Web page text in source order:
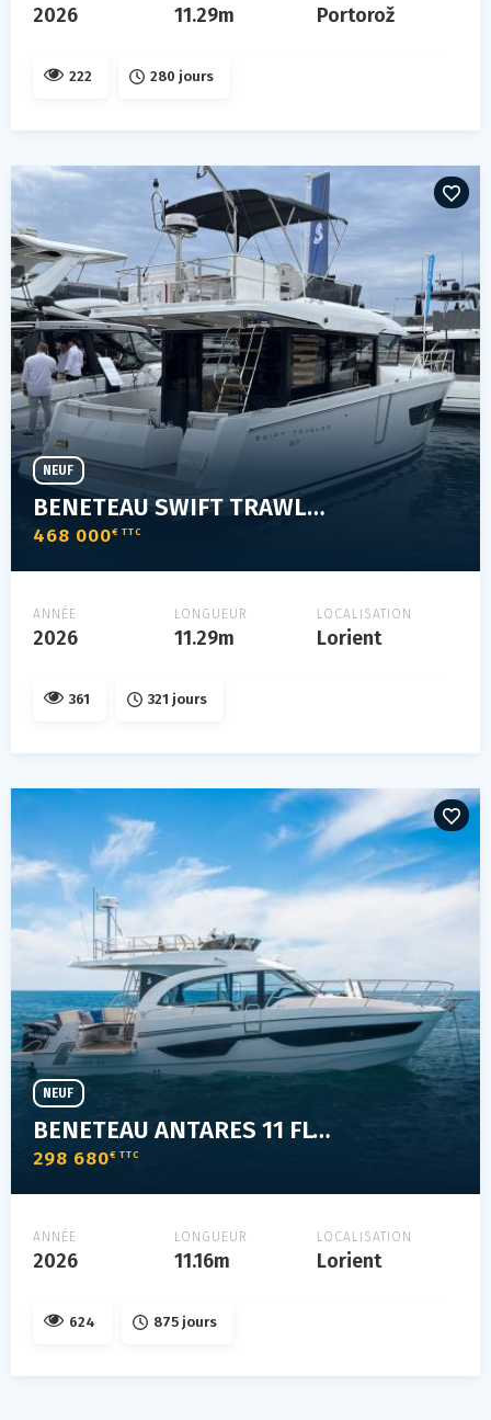
2026 11.29m Portorož
222 280 jours
BENETEAU SWIFT TRAWLER 37 FLY
468 000€ TTC
NEUF
ANNÉE
2026
LONGUEUR
11.29m
LOCALISATION
Lorient
361 321 jours
BENETEAU ANTARES 11 FLY OB
298 680€ TTC
NEUF
ANNÉE
2026
LONGUEUR
11.16m
LOCALISATION
Lorient
624 875 jours